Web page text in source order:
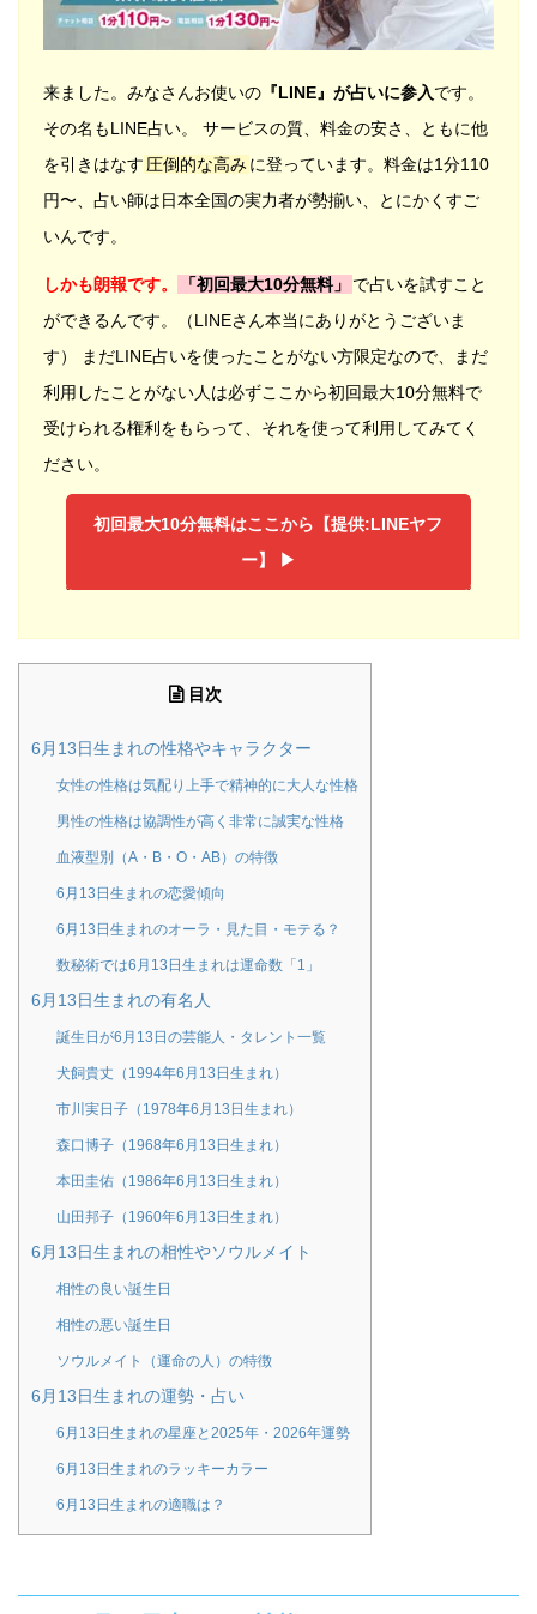
来ました。みなさんお使いの 『LINE』が占いに参入です。
その名もLINE占い。 サービスの質、料金の安さ、ともに他
を引きはなす 圧倒的な高みに登っています。料金は1分110
円〜、占い師は日本全国の実力者が勢揃い、とにかくすご
いんです。
しかも朗報です。 「初回最大10分無料」
で占いを試すこと
ができるんです。（LINEさん本当にありがとうございま
す） まだLINE占いを使ったことがない方限定なので、まだ
利用したことがない人は必ずここから初回最大10分無料で
受けられる権利をもらって、それを使って利用してみてく
ださい。
初回最大10分無料はここから【提供:LINEヤフ
ー】 ▶︎
目次
6月13日生まれの性格やキャラクター
女性の性格は気配り上手で精神的に大人な性格
男性の性格は協調性が高く非常に誠実な性格
血液型別（A・B・O・AB）の特徴
6月13日生まれの恋愛傾向
6月13日生まれのオーラ・見た目・モテる？
数秘術では6月13日生まれは運命数「1」
6月13日生まれの有名人
誕生日が6月13日の芸能人・タレント一覧
犬飼貴丈（1994年6月13日生まれ）
市川実日子（1978年6月13日生まれ）
森口博子（1968年6月13日生まれ）
本田圭佑（1986年6月13日生まれ）
山田邦子（1960年6月13日生まれ）
6月13日生まれの相性やソウルメイト
相性の良い誕生日
相性の悪い誕生日
ソウルメイト（運命の人）の特徴
6月13日生まれの運勢・占い
6月13日生まれの星座と2025年・2026年運勢
6月13日生まれのラッキーカラー
6月13日生まれの適職は？